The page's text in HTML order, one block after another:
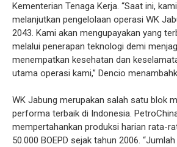
Kementerian Tenaga Kerja. “Saat ini,
melanjutkan pengelolaan operasi WK
2043. Kami akan mengupayakan yang
melalui penerapan teknologi demi
menempatkan kesehatan dan
utama operasi kami,” Dencio
WK Jabung merupakan salah satu blok
performa terbaik di Indonesia.
mempertahankan produksi harian rata-
50.000 BOEPD sejak tahun 2006.